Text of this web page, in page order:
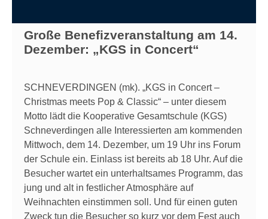
Große Benefizveranstaltung am 14.
Dezember: „KGS in Concert“
SCHNEVERDINGEN (mk). „KGS in Concert –
Christmas meets Pop & Classic“ – unter diesem
Motto lädt die Kooperative Gesamtschule (KGS)
Schneverdingen alle Interessierten am kommenden
Mittwoch, dem 14. Dezember, um 19 Uhr ins Forum
der Schule ein. Einlass ist bereits ab 18 Uhr. Auf die
Besucher wartet ein unterhaltsames Programm, das
jung und alt in festlicher Atmosphäre auf
Weihnachten einstimmen soll. Und für einen guten
Zweck tun die Besucher so kurz vor dem Fest auch